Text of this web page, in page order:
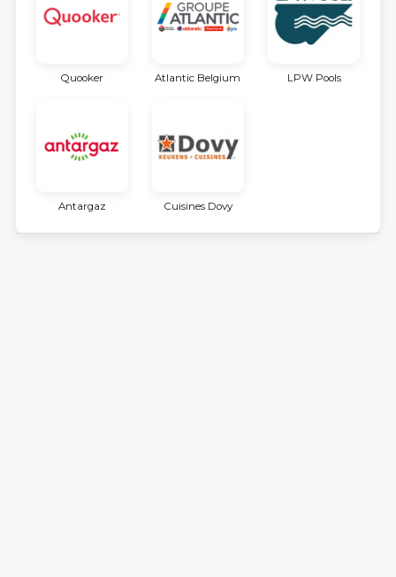
Quooker Atlantic Belgium LPW Pools
Antargaz Cuisines Dovy